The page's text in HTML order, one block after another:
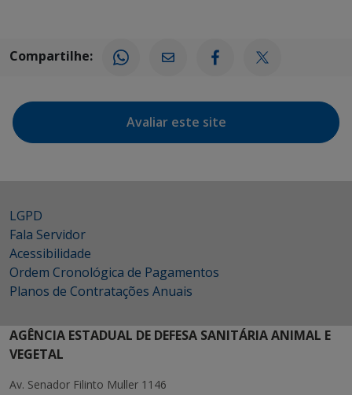
Compartilhe:
Avaliar este site
LGPD
Fala Servidor
Acessibilidade
Ordem Cronológica de Pagamentos
Planos de Contratações Anuais
AGÊNCIA ESTADUAL DE DEFESA SANITÁRIA ANIMAL E
VEGETAL
Av. Senador Filinto Muller 1146